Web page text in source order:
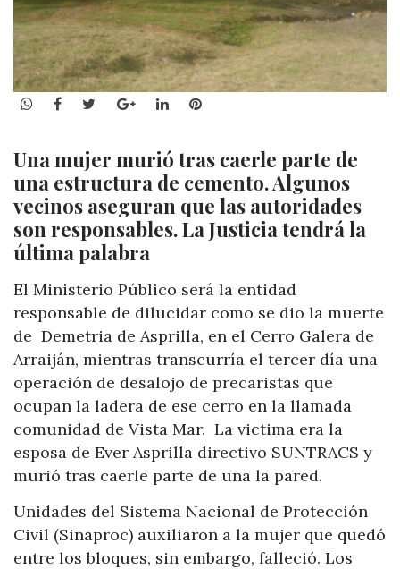
WhatsApp
Facebook
TwitterGoogle+LinkedInPinterest
Una mujer murió tras caerle parte de
una estructura de cemento. Algunos
vecinos aseguran que las autoridades
son responsables. La Justicia tendrá la
última palabra
El Ministerio Público será la entidad
responsable de dilucidar como se dio la muerte
de Demetria de Asprilla, en el Cerro Galera de
Arraiján, mientras transcurría el tercer día una
operación de desalojo de precaristas que
ocupan la ladera de ese cerro en la llamada
comunidad de Vista Mar. La victima era la
esposa de Ever Asprilla directivo SUNTRACS y
murió tras caerle parte de una la pared.
Unidades del Sistema Nacional de Protección
Civil (Sinaproc) auxiliaron a la mujer que quedó
entre los bloques, sin embargo, falleció. Los